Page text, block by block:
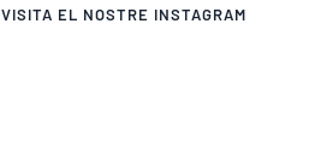
VISITA EL NOSTRE INSTAGRAM